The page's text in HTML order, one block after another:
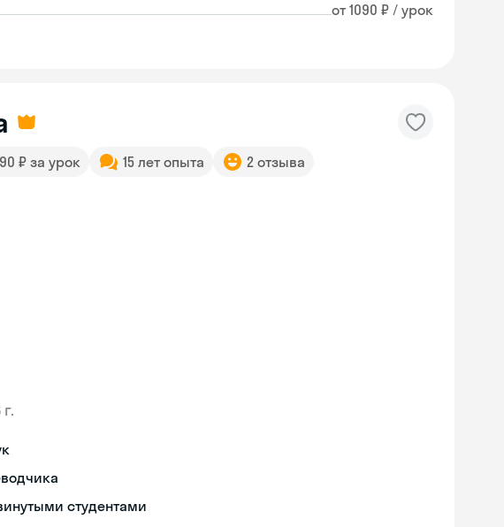
от 1090 ₽ / урок
₽ за урок 15 лет опыта 2 отзыва
студентами